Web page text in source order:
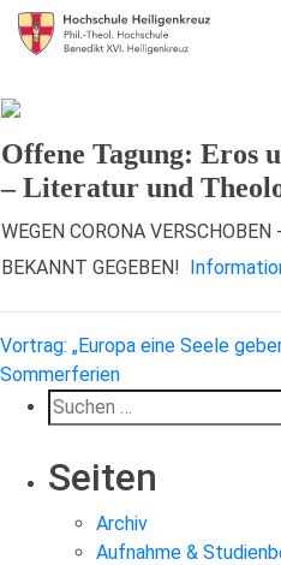
Offene Tagung: Eros
– Literatur und
WEGEN CORONA
BEKANNT GEGEBEN!
Vortrag: „Europa eine Seele
Sommerferien
Suchen
nach:
Seiten
Archiv
Aufnahme &